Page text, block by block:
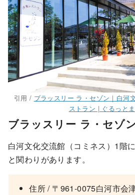
引用 / ブラッスリー ラ・セゾン｜白河
ストラン | ぐるっと
ブラッスリー ラ・セゾン
白河文化交流館（コミネス）1階
と関わりがあります。
住所 / 〒961-0075白河市会